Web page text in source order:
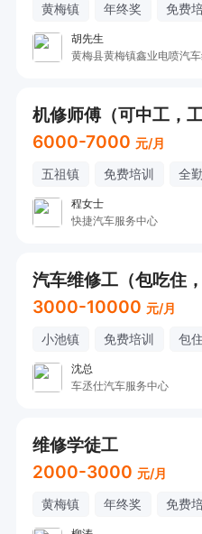
黄梅镇 年终奖 免费
胡先生
黄梅县黄梅镇鑫业电喷汽
机修师傅（可中工，工
6000-7000 元/月
五祖镇 免费培训 全
程女士
快捷汽车服务中心
汽车维修工（包吃住，
3000-10000 元/月
小池镇 免费培训 包住
沈总
车丞仕汽车服务中心
维修学徒工
2000-3000 元/月
黄梅镇 年终奖 免费